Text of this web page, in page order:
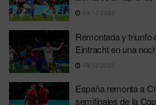
09/12/2025
Remontada y triunfo
Eintracht en una
09/12/2025
España remonta a
semifinales de la